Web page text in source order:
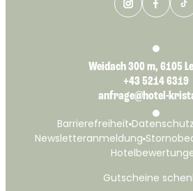
Weidach 300 m, 6105
+43 5214 6319
anfrage@hotel-
Barrierefreiheit Datenschutz
Newsletteranmeldung
Gutscheine